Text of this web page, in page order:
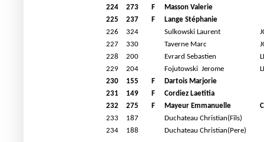
224
273 F
Masson Valerie
225
237 F
Lange Stéphanie
226
324 Sulkowski Laurent
227
330 Taverne Marc
228
200 Evrard Sebastien
229
204 Fojutowski Jerome
230
155 F
Dartois Marjorie
231
149 F
Cordiez Laetitia
232
275 F Mayeur Emmanuelle
233
187
Duchateau Christian(Fils)
234
188 Duchateau Christian(Pere)